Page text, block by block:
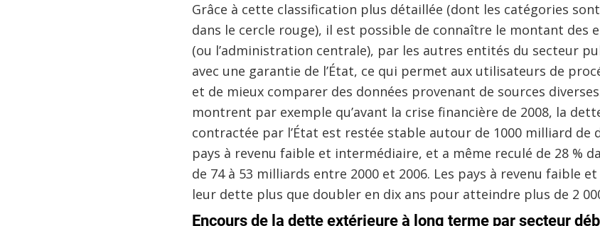
Grâce à cette classification plus détaillée (dont les catégories
dans le cercle rouge), il est possible de connaître le montant des
(ou l’administration centrale), par les autres entités du secteur
avec une garantie de l’État, ce qui permet aux utilisateurs de
et de mieux comparer des données provenant de sources
montrent par exemple qu’avant la crise financière de 2008, la
contractée par l’État est restée stable autour de 1000 milliard de
pays à revenu faible et intermédiaire, et a même reculé de 28 %
de 74 à 53 milliards entre 2000 et 2006. Les pays à revenu faible
leur dette plus que doubler en dix ans pour atteindre plus de 2